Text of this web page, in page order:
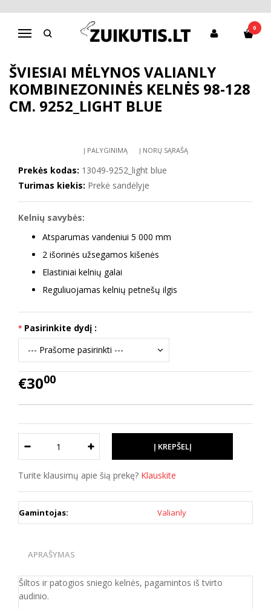
Navigacija
0
Pagrindinis Apranga mergaitėms
Striukės, kombinezonai
Šviesiai mėlynos Valianly kombinezoninės kelnės 98-128 cm.
9252_light blue
ŠVIESIAI MĖLYNOS VALIANLY
KOMBINEZONINĖS KELNĖS 98-128
CM. 9252_LIGHT BLUE
Į PALYGINIMĄ Į NORŲ SĄRAŠĄ
Prekės kodas: 13049-9252_light blue
Turimas kiekis: Prekė sandėlyje
Kelnių savybės:
Atsparumas vandeniui 5 000 mm
2 išorinės užsegamos kišenės
Elastiniai kelnių galai
Reguliuojamas kelnių petnešų ilgis
Pasirinkite dydį :
€3000
Turite klausimų apie šią prekę? Klauskite
Gamintojas: Valianly
APRAŠYMAS
Šiltos ir patogios sniego kelnės, pagamintos iš tvirto
audinio.